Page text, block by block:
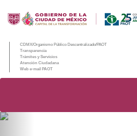
CDMX/Organismo Público Descentralizado/PAOT
Transparencia
Trámites y Servicios
Atención Ciudadana
Web e-mail PAOT